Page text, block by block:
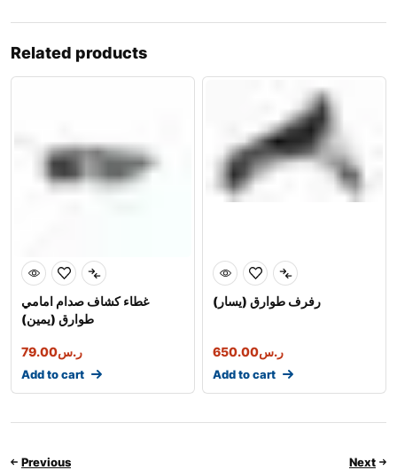
Related products
غطاء كشاف صدام امامي
طوارق (يمين)
ر.س79.00
Add to cart
رفرف طوارق (يسار)
ر.س650.00
Add to cart
Previous Next